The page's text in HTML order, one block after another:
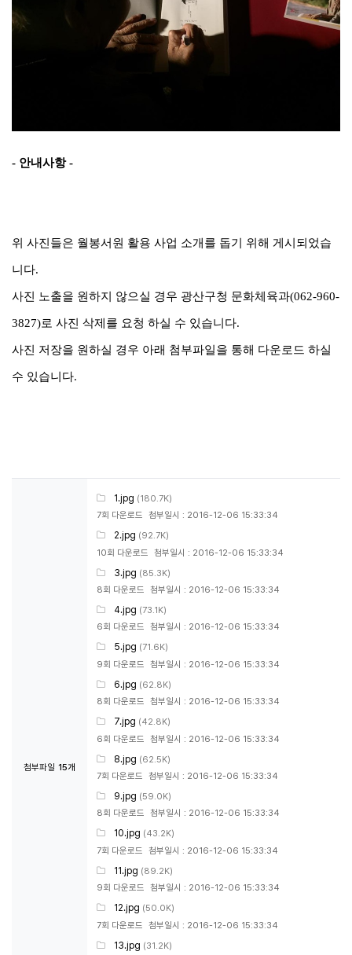
- 안내사항 -
위 사진들은 월봉서원 활용 사업 소개를 돕기 위해 게시되었습
니다.
사진 노출을 원하지 않으실 경우 광산구청 문화체육과(062-960-
3827)로 사진 삭제를 요청 하실 수 있습니다.
사진 저장을 원하실 경우 아래 첨부파일을 통해 다운로드 하실
수 있습니다.
첨부파일 15개
1.jpg (180.7K)
7회 다운로드 첨부일시 : 2016-12-06 15:33:34
2.jpg (92.7K)
10회 다운로드 첨부일시 : 2016-12-06 15:33:34
3.jpg (85.3K)
8회 다운로드 첨부일시 : 2016-12-06 15:33:34
4.jpg (73.1K)
6회 다운로드 첨부일시 : 2016-12-06 15:33:34
5.jpg (71.6K)
9회 다운로드 첨부일시 : 2016-12-06 15:33:34
6.jpg (62.8K)
8회 다운로드 첨부일시 : 2016-12-06 15:33:34
7.jpg (42.8K)
6회 다운로드 첨부일시 : 2016-12-06 15:33:34
8.jpg (62.5K)
7회 다운로드 첨부일시 : 2016-12-06 15:33:34
9.jpg (59.0K)
8회 다운로드 첨부일시 : 2016-12-06 15:33:34
10.jpg (43.2K)
7회 다운로드 첨부일시 : 2016-12-06 15:33:34
11.jpg (89.2K)
9회 다운로드 첨부일시 : 2016-12-06 15:33:34
12.jpg (50.0K)
7회 다운로드 첨부일시 : 2016-12-06 15:33:34
13.jpg (31.2K)